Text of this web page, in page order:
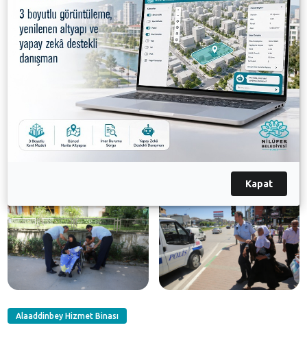
Müdürlüğü ekipleri operasyonların periyodik olarak
devam edeceğini belirtti.
Galeri
Alaaddinbey Hizmet Binası
Kapat